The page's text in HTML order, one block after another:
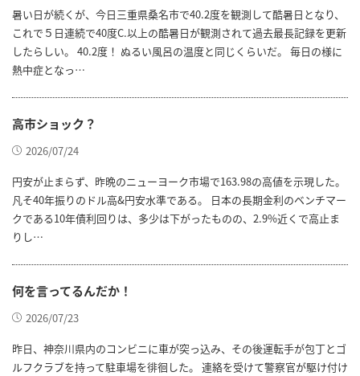
暑い日が続くが、今日三重県桑名市で40.2度を観測して酷暑日となり、
これで５日連続で40度C.以上の酷暑日が観測されて過去最長記録を更新
したらしい。 40.2度！ ぬるい風呂の温度と同じくらいだ。 毎日の様に
熱中症となっ…
高市ショック？
2026/07/24
円安が止まらず、昨晩のニューヨーク市場で163.98の高値を示現した。
凡そ40年振りのドル高&円安水準である。 日本の長期金利のベンチマー
クである10年債利回りは、多少は下がったものの、2.9%近くで高止ま
りし…
何を言ってるんだか！
2026/07/23
昨日、神奈川県内のコンビニに車が突っ込み、その後運転手が包丁とゴ
ルフクラブを持って駐車場を徘徊した。 連絡を受けて警察官が駆け付け